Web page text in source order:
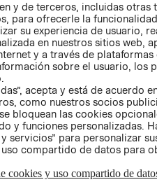
AVISO DE
PRIVACIDAD
GIFT CARD
y de terceros, incluidas otras
para ofrecerle la
su experiencia de usuario,
en nuestros sitios web,
y a través de plataformas
sobre el usuario, los
acepta y está de acuerdo
como nuestros socios
bloquean las cookies
y funciones personalizadas.
servicios” para personalizar
compartido de datos para
cookies y uso compartido de